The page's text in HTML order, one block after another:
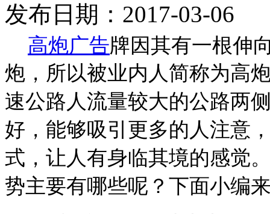
发布日期：2017-03-06
高炮广告牌因其有一根伸
炮，所以被业内人简称为高
速公路 人流量较大的公路两
好，能够吸引更多的人注意
式 ，让人有身临其境的感觉
势主要有 哪些呢？下面小编